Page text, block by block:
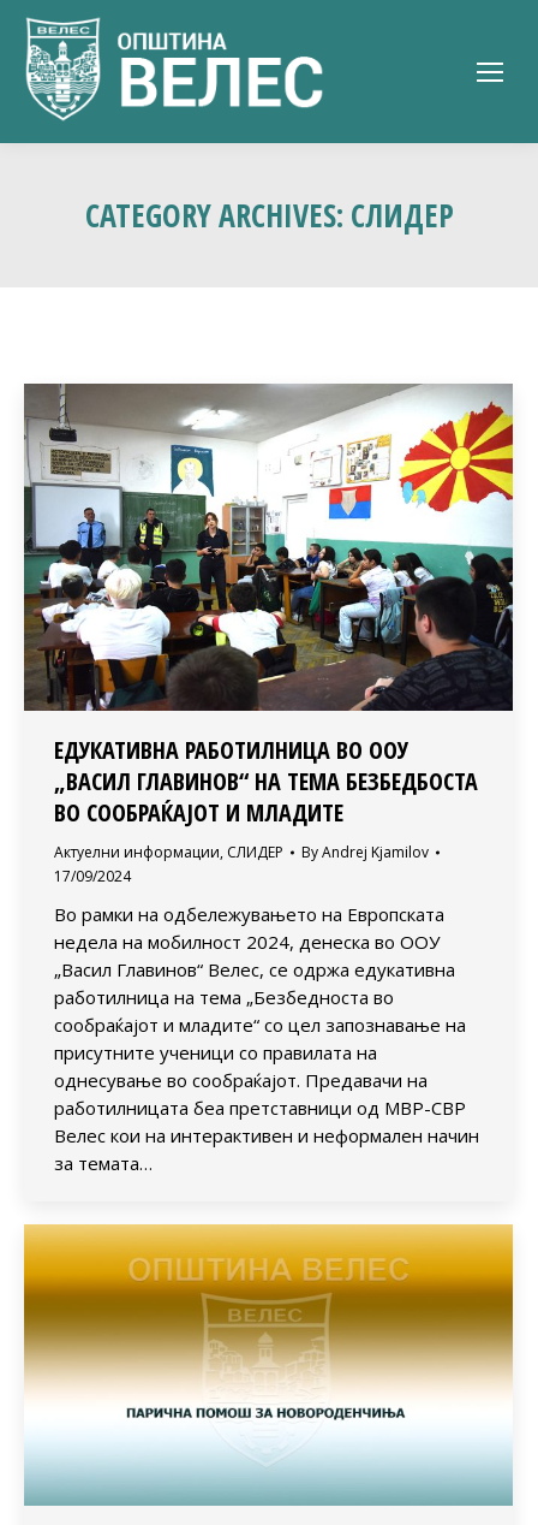
CATEGORY ARCHIVES: СЛИДЕР
ЕДУКАТИВНА РАБОТИЛНИЦА ВО ООУ
„ВАСИЛ ГЛАВИНОВ“ НА ТЕМА БЕЗБЕДБОСТА
ВО СООБРАЌАЈОТ И МЛАДИТЕ
Актуелни информации, СЛИДЕР ByAndrej Kjamilov
17/09/2024
Во рамки на одбележувањето на Европската
недела на мобилност 2024, денеска во ООУ
„Васил Главинов“ Велес, се одржа едукативна
работилница на тема „Безбедноста во
сообраќајот и младите“ со цел запознавање на
присутните ученици со правилата на
однесувaње во сообраќајот. Предавачи на
работилницата беа претставници од МВР-СВР
Велес кои на интерактивен и неформален начин
за темата…